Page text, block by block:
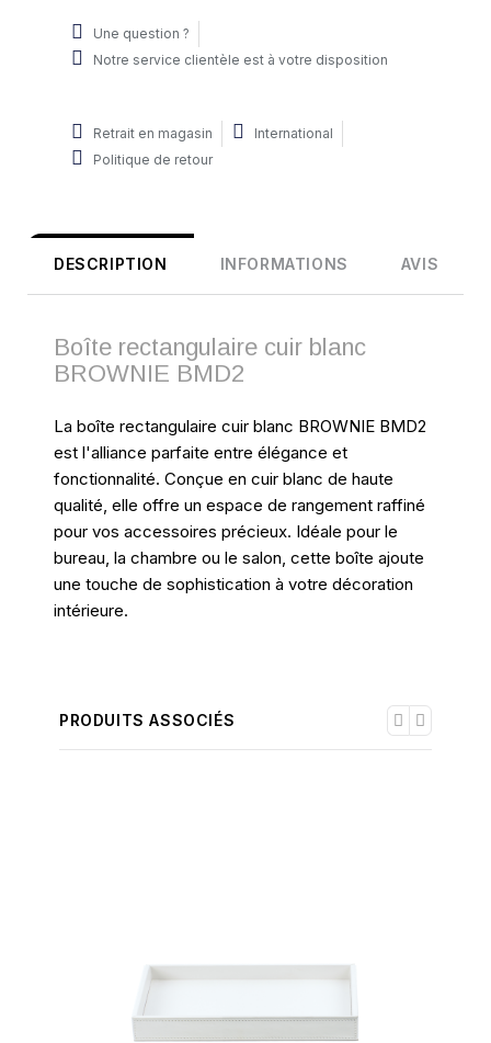
Une question ?
Notre service clientèle est à votre disposition
Retrait en magasin
International
Politique de retour
DESCRIPTION INFORMATIONS AVIS
Boîte rectangulaire cuir blanc
BROWNIE BMD2
La boîte rectangulaire cuir blanc BROWNIE BMD2
est l'alliance parfaite entre élégance et
fonctionnalité. Conçue en cuir blanc de haute
qualité, elle offre un espace de rangement raffiné
pour vos accessoires précieux. Idéale pour le
bureau, la chambre ou le salon, cette boîte ajoute
une touche de sophistication à votre décoration
intérieure.
PRODUITS ASSOCIÉS